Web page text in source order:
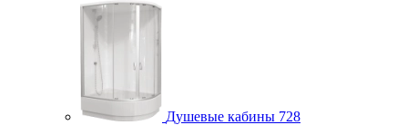
Душевые кабины 728